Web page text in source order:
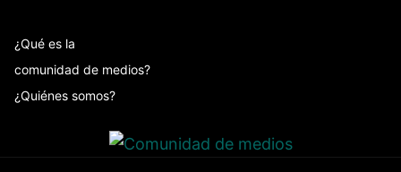
¿Qué es la
comunidad de medios?
¿Quiénes somos?